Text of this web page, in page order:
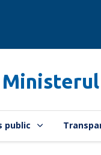
public